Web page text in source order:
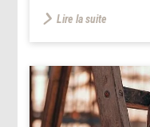
Lire la suite